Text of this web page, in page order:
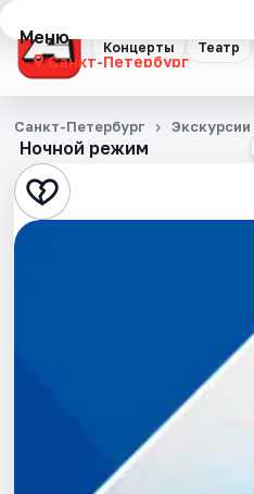
Концерты Театр
Меню
Санкт-Петербург
Концерты
Театр
Стендап
Ночной режим
Санкт-Петербург